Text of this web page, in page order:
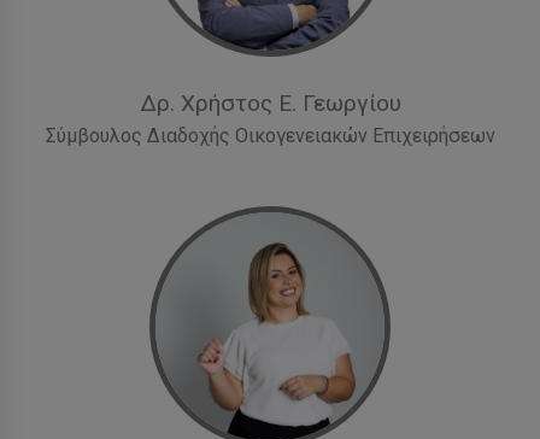
Δρ. Χρήστος Ε. Γεωργίου
Σύμβουλος Διαδοχής Οικογενειακών Επιχειρήσεων